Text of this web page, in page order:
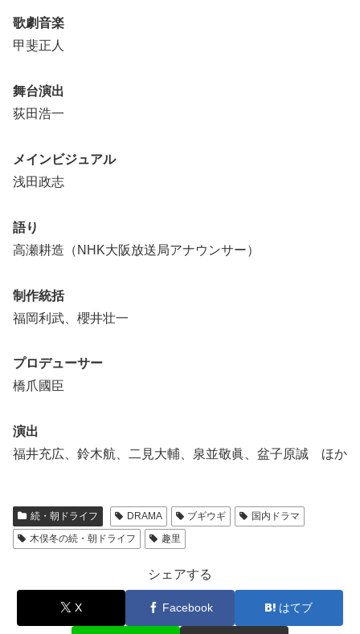
歌劇音楽
甲斐正人
舞台演出
荻田浩一
メインビジュアル
浅田政志
語り
高瀬耕造（NHK大阪放送局アナウンサー）
制作統括
福岡利武、櫻井壮一
プロデューサー
橋爪國臣
演出
福井充広、鈴木航、二見大輔、泉並敬眞、盆子原誠 ほか
続・朝ドライフ DRAMA ブギウギ
国内ドラマ
木俣冬の続・朝ドライフ
趣里
シェアする
X Facebook はてブ